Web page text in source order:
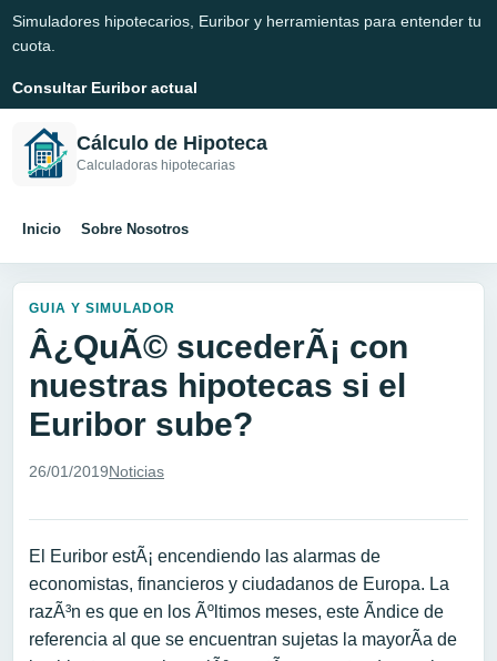
Simuladores hipotecarios, Euribor y herramientas para entender tu
cuota.
Consultar Euribor actual
Cálculo de Hipoteca
Calculadoras hipotecarias
Inicio Sobre Nosotros
GUIA Y SIMULADOR
Â¿QuÃ© sucederÃ¡ con
nuestras hipotecas si el
Euribor sube?
26/01/2019Noticias
El Euribor estÃ¡ encendiendo las alarmas de
economistas, financieros y ciudadanos de Europa. La
razÃ³n es que en los Ãºltimos meses, este Ã­ndice de
referencia al que se encuentran sujetas la mayorÃ­a de